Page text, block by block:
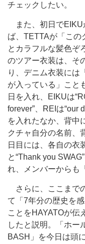
チェックしたい。
また、初日でEIKU
ば、TETTAが「この
とカラフルな髪色ぞ
のツアー衣装は、そ
り、デニム衣装には
が入っている」こと
日を入れ、EIKUは
forever”、REIは“our
を入れたなか、背中
クチャ自分の名前、
日目には、各自の衣
と“Thank you
れ、メンバーからも
さらに、ここまで
て「7年分の歴史を
ことをHAYATOが伝
したと説明。「ホー
BASH」を今日は頭